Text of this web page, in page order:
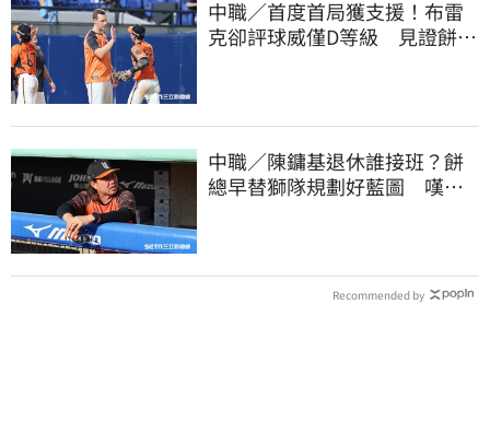
中職／首度首局獲支援！布雷
克卻評球威僅D等級 見證餅總
中職／陳鏞基退休誰接班？餅
總早替獅隊規劃好藍圖 嘆新
Recommended by